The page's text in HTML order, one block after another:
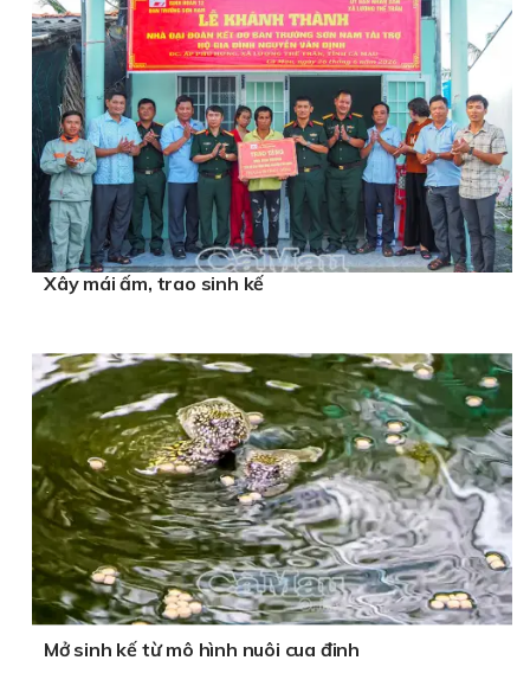
Xây mái ấm, trao sinh kế
Mở sinh kế từ mô hình nuôi cua đinh